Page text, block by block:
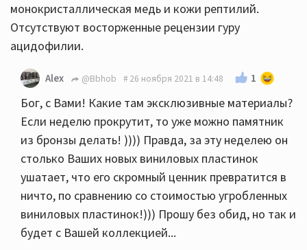
монокристаллическая медь и кожи рептилий.
Отсутствуют восторженные рецензии гуру
ацидофилии.
Alex @Bbhob 26 ноября 2021 в 14:48 1
Бог, с Вами! Какие там эксклюзивные материалы?
Если неделю прокрутит, то уже можно памятник
из бронзы делать! )))) Правда, за эту неделею он
столько Ваших новых виниловых пластинок
ушатает, что его скромный ценник превратится в
ничто, по сравнению со стоимостью угробленных
виниловых пластинок!))) Прошу без обид, но так и
будет с Вашей коллекцией...